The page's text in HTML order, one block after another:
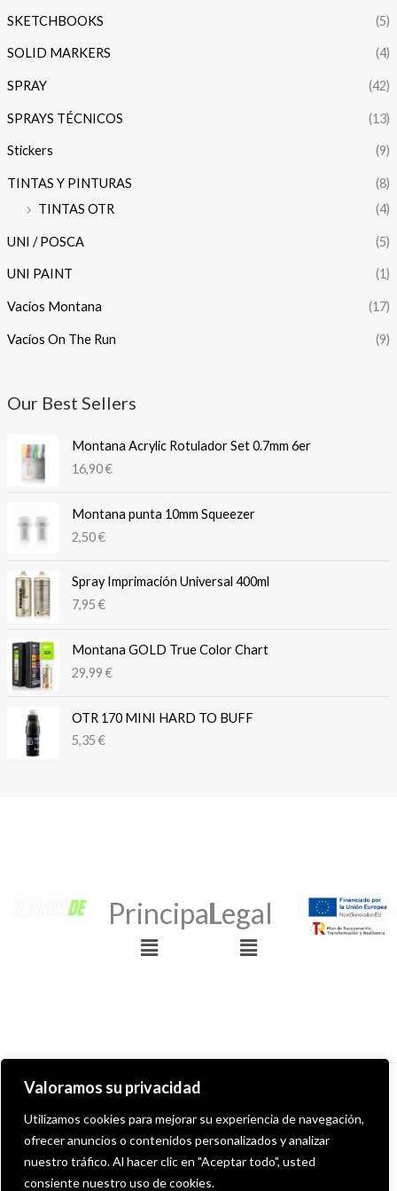
Valoramos su privacidad
Utilizamos cookies para mejorar su experiencia de navegación,
ofrecer anuncios o contenidos personalizados y analizar
nuestro tráfico. Al hacer clic en "Aceptar todo", usted
consiente nuestro uso de cookies.
SKETCHBOOKS (5)
SOLID MARKERS (4)
SPRAY (42)
SPRAYS TÉCNICOS (13)
Stickers (9)
TINTAS Y PINTURAS
(8)
TINTAS OTR
(4)
UNI / POSCA (5)
UNI PAINT (1)
Vacíos Montana (17)
Vacíos On The Run (9)
Our Best Sellers
Montana Acrylic Rotulador Set 0.7mm 6er
16,90€
Montana punta 10mm Squeezer
2,50€
Spray Imprimación Universal 400ml
7,95€
Montana GOLD True Color Chart
29,99€
OTR 170 MINI HARD TO BUFF
5,35€
Principal
Menú
Legal
Menú